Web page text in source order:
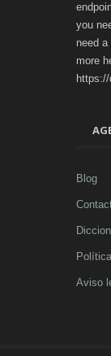
you
need
more
Blog
Aviso